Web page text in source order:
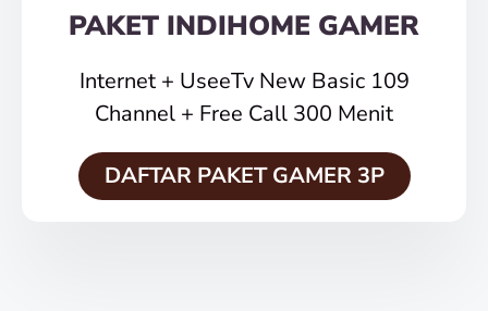
PAKET INDIHOME GAMER
Internet + UseeTv New Basic 109
Channel + Free Call 300 Menit
DAFTAR PAKET GAMER 3P